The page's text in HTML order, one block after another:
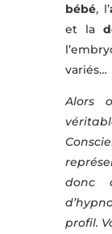
bébé, l’
et la
variés…
Alors
donc
profil.